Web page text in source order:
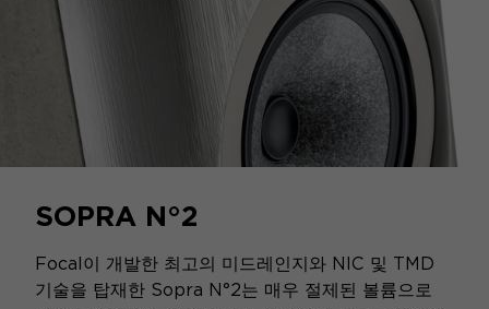
SOPRA N°2
Focal이 개발한 최고의 미드레인지와 NIC 및 TMD
기술을 탑재한 Sopra N°2는 매우 절제된 볼륨으로